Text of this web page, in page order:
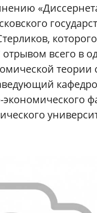
отрывом всего в
теории